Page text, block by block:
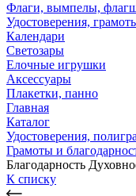
Флаги, вымпелы,
Удостоверения,
Календари
Светозары
Елочные игрушки
Аксессуары
Плакетки, панно
Главная
Каталог
Удостоверения,
Грамоты и
Благодарность
К списку